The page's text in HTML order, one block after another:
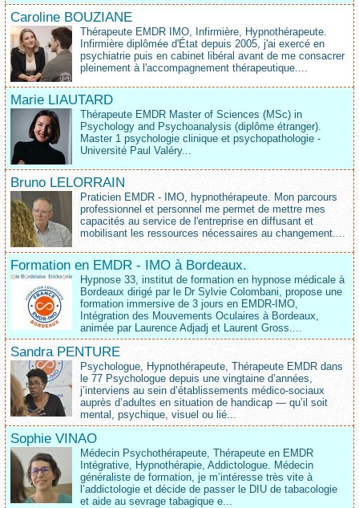
Caroline BOUZIANE
Thérapeute EMDR IMO, Infirmière, Hypnothérapeute.
Infirmière diplômée d'État depuis 2005, j'ai exercé en
psychiatrie puis en cabinet libéral avant de me consacrer
pleinement à l'accompagnement thérapeutique....
Marie LIAUTARD
Thérapeute EMDR Master of Sciences (MSc) in
Psychology and Psychoanalysis (diplôme étranger).
Master 1 psychologie clinique et psychopathologie -
Université Paul Valéry...
Bruno LELORRAIN
Praticien EMDR - IMO, hypnothérapeute. Mon parcours
professionnel et personnel me permet de mettre mes
capacités au service de l'entreprise en diffusant et
mobilisant les ressources nécessaires au changement....
Formation en EMDR - IMO à Bordeaux.
Hypnose 33, institut de formation en hypnose médicale à
Bordeaux dirigé par le Dr Sylvie Colombani, propose une
formation immersive de 3 jours en EMDR-IMO,
Intégration des Mouvements Oculaires à Bordeaux,
animée par Laurence Adjadj et Laurent Gross....
Sandra PENTURE
Psychologue, Hypnothérapeute, Thérapeute EMDR dans
le 77 Psychologue depuis une vingtaine d’années,
j’interviens au sein d’établissements médico‑sociaux
auprès d’adultes en situation de handicap — qu’il soit
mental, psychique, visuel ou lié...
Sophie VINAO
Médecin Psychothérapeute, Thérapeute en EMDR
Intégrative, Hypnothérapie, Addictologue. Médecin
généraliste de formation, je m’intéresse très vite à
l’addictologie et décide de passer le DIU de tabacologie
et aide au sevrage tabagique e...